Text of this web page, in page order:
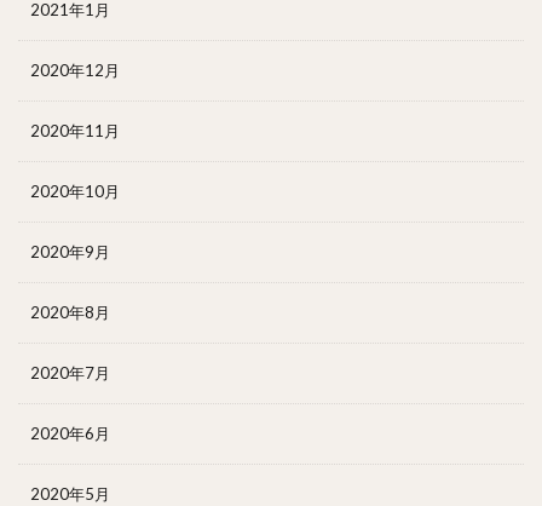
2021年1月
2020年12月
2020年11月
2020年10月
2020年9月
2020年8月
2020年7月
2020年6月
2020年5月